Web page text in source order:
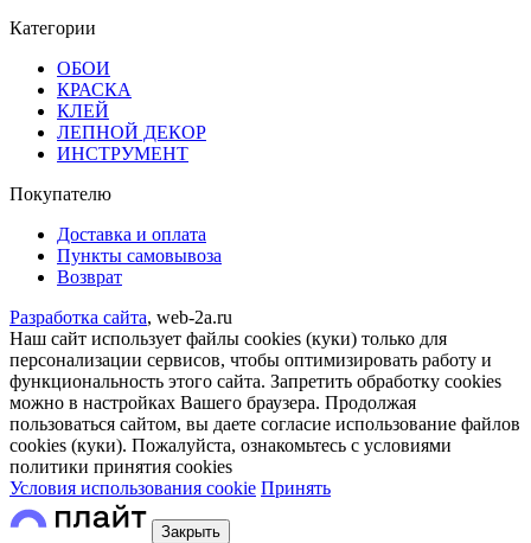
Категории
ОБОИ
КРАСКА
КЛЕЙ
ЛЕПНОЙ ДЕКОР
ИНСТРУМЕНТ
Покупателю
Доставка и оплата
Пункты самовывоза
Возврат
Разработка сайта, web-2a.ru
Наш сайт использует файлы cookies (куки) только для
персонализации сервисов, чтобы оптимизировать работу и
функциональность этого сайта. Запретить обработку cookies
можно в настройках Вашего браузера. Продолжая
пользоваться сайтом, вы даете согласие использование файлов
cookies (куки). Пожалуйста, ознакомьтесь с условиями
политики принятия сookies
Условия использования cookie Принять
Закрыть